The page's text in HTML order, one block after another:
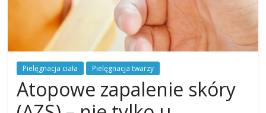
Pielęgnacja ciała Pielęgnacja twarzy
Atopowe zapalenie skóry